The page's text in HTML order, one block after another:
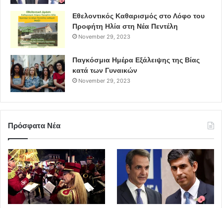
Εθελοντικός Καθαρισμός στο Λόφο του
Προφήτη Ηλία στη Νέα Πεντέλη
November 29, 2023
Παγκόσμια Ημέρα Εξάλειψης της Βίας
κατά των Γυναικών
November 29, 2023
Πρόσφατα Νέα